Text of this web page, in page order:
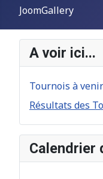
JoomGallery
A voir ici...
Tournois à venir
Résultats des
Calendrier